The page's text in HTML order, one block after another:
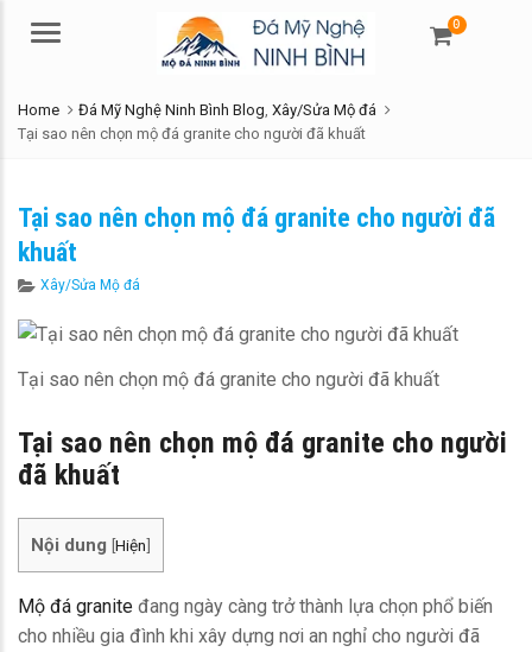
Menu
0
Home Đá Mỹ Nghệ Ninh Bình Blog Xây/Sửa Mộ đá
Tại sao nên chọn mộ đá granite cho người đã khuất
Tại sao nên chọn mộ đá granite cho người đã
khuất
Categories
Xây/Sửa Mộ đá
Tại sao nên chọn mộ đá granite cho người đã khuất
Tại sao nên chọn mộ đá granite cho người
đã khuất
Nội dung [Hiện]
Mộ đá granite đang ngày càng trở thành lựa chọn phổ biến
cho nhiều gia đình khi xây dựng nơi an nghỉ cho người đã